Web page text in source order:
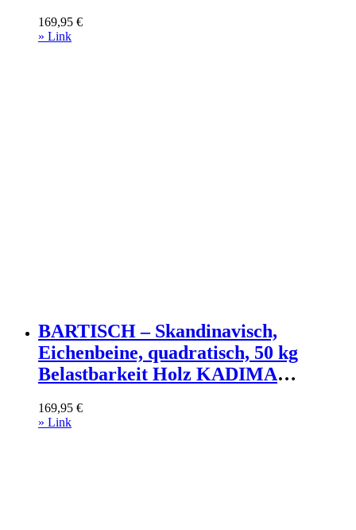
169,95 €
» Link
BARTISCH – Skandinavisch,
Eichenbeine, quadratisch, 50 kg
Belastbarkeit Holz KADIMA
Weiß
169,95 €
» Link